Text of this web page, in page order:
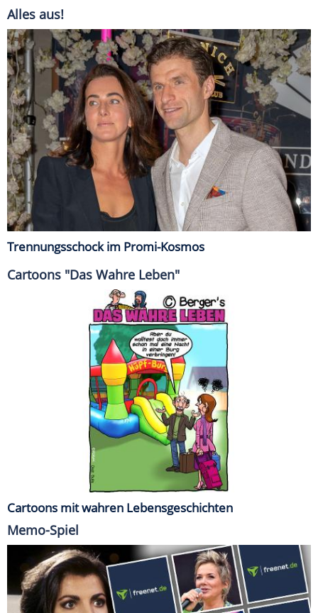
Alles aus!
Trennungsschock im Promi-Kosmos
Cartoons "Das Wahre Leben"
Cartoons mit wahren Lebensgeschichten
Memo-Spiel